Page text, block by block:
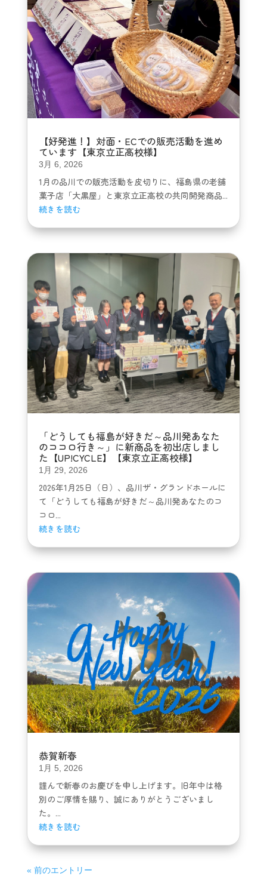
【好発進！】対面・ECでの販売活動を進め
ています【東京立正高校様】
3月 6, 2026
1月の品川での販売活動を皮切りに、福島県の老舗
菓子店「大黒屋」と東京立正高校の共同開発商品...
続きを読む
「どうしても福島が好きだ～品川発あなた
のココロ行き～」に新商品を初出店しまし
た【UP!CYCLE】【東京立正高校様】
1月 29, 2026
2026年1月25日（日）、品川ザ・グランドホールに
て「どうしても福島が好きだ～品川発あなたのコ
コロ...
続きを読む
恭賀新春
1月 5, 2026
謹んで新春のお慶びを申し上げます。旧年中は格
別のご厚情を賜り、誠にありがとうございまし
た。...
続きを読む
« 前のエントリー